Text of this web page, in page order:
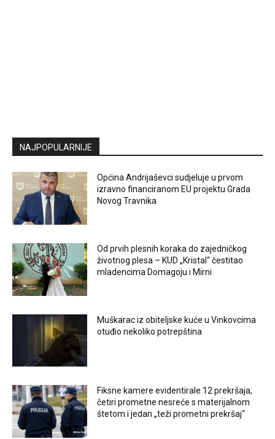
NAJPOPULARNIJE
Općina Andrijaševci sudjeluje u prvom
izravno financiranom EU projektu Grada
Novog Travnika
Od prvih plesnih koraka do zajedničkog
životnog plesa – KUD „Kristal“ čestitao
mladencima Domagoju i Mirni
Muškarac iz obiteljske kuće u Vinkovcima
otuđio nekoliko potrepština
Fiksne kamere evidentirale 12 prekršaja,
četiri prometne nesreće s materijalnom
štetom i jedan „teži prometni prekršaj“